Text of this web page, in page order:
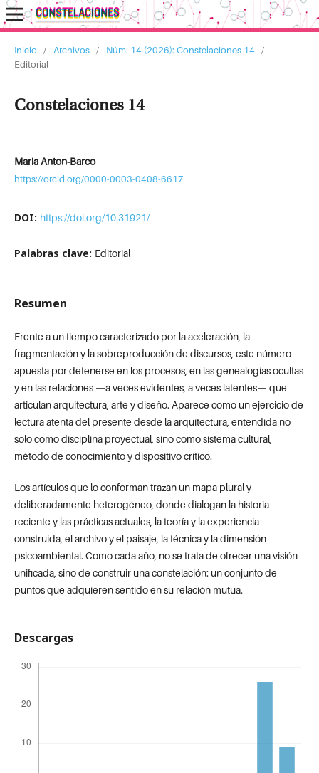
Inicio / Archivos / Núm. 14 (2026): Constelaciones 14
/
Editorial
Constelaciones 14
Maria Anton-Barco
https://orcid.org/0000-0003-0408-6617
DOI: https://doi.org/10.31921/
Palabras clave: Editorial
Resumen
Frente a un tiempo caracterizado por la aceleración, la
fragmentación y la sobreproducción de discursos, este número
apuesta por detenerse en los procesos, en las genealogías ocultas
y en las relaciones —a veces evidentes, a veces latentes— que
articulan arquitectura, arte y diseño. Aparece como un ejercicio de
lectura atenta del presente desde la arquitectura, entendida no
solo como disciplina proyectual, sino como sistema cultural,
método de conocimiento y dispositivo crítico.
Los artículos que lo conforman trazan un mapa plural y
deliberadamente heterogéneo, donde dialogan la historia
reciente y las prácticas actuales, la teoría y la experiencia
construida, el archivo y el paisaje, la técnica y la dimensión
psicoambiental. Como cada año, no se trata de ofrecer una visión
unificada, sino de construir una constelación: un conjunto de
puntos que adquieren sentido en su relación mutua.
Descargas